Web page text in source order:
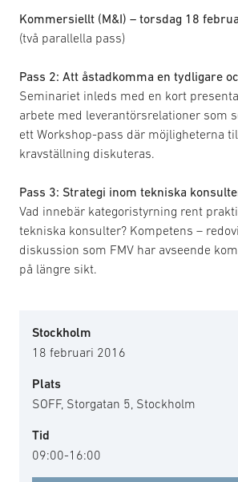
Kommersiellt (M&I) – torsdag 18
(två parallella pass)
Pass 2: Att åstadkomma en tydligare
Seminariet inleds med en kort
arbete med leverantörsrelationer som
ett Workshop-pass där möjligheterna
kravställning diskuteras.
Pass 3: Strategi inom tekniska
Vad innebär kategoristyrning rent
tekniska konsulter? Kompetens –
diskussion som FMV har avseende
på längre sikt.
Stockholm
18 februari 2016
Plats
SOFF, Storgatan 5, Stockholm
Tid
09:00-16:00